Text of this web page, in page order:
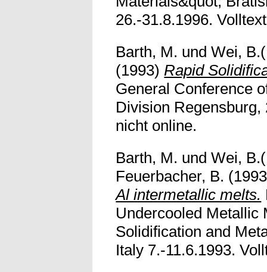
26.-31.8.1996.
Barth, M. undWei,
(1993) Rapid
General Conference
Division
nicht online.
Barth, M. undWei,
Feuerbacher, B.
Al intermetallic melts.
Undercooled Metallic
Solidification and
Italy 7.-11.6.1993.